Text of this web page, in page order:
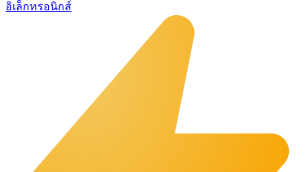
อิเล็กทรอนิกส์